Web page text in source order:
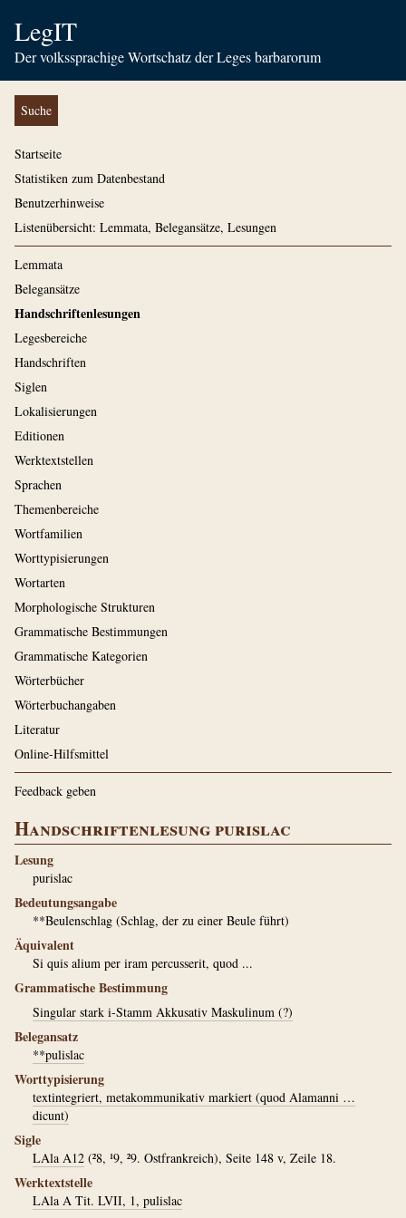
LegIT
Der volkssprachige Wortschatz der Leges barbarorum
Suche
Startseite
Statistiken zum Datenbestand
Benutzerhinweise
Listenübersicht: Lemmata, Belegansätze, Lesungen
Lemmata
Belegansätze
Handschriftenlesungen
Legesbereiche
Handschriften
Siglen
Lokalisierungen
Editionen
Werktextstellen
Sprachen
Themenbereiche
Wortfamilien
Worttypisierungen
Wortarten
Morphologische Strukturen
Grammatische Bestimmungen
Grammatische Kategorien
Wörterbücher
Wörterbuchangaben
Literatur
Online-Hilfsmittel
Feedback geben
Handschriftenlesung purislac
Lesung
purislac
Bedeutungsangabe
**Beulenschlag (Schlag, der zu einer Beule führt)
Äquivalent
Si quis alium per iram percusserit, quod ...
Grammatische Bestimmung
Singular stark i-Stamm Akkusativ Maskulinum (?)
Belegansatz
**pulislac
Worttypisierung
textintegriert, metakommunikativ markiert (quod Alamanni …
dicunt)
Sigle
LAla A12 (²8, ¹9, ²9. Ostfrankreich), Seite 148 v, Zeile 18.
Werktextstelle
LAla A Tit. LVII, 1, pulislac